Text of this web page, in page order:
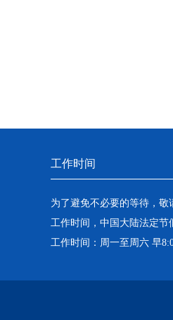
工作时间
为了避免不必要的等待，
工作时间，中国大陆法定节
工作时间：周一至周六 早